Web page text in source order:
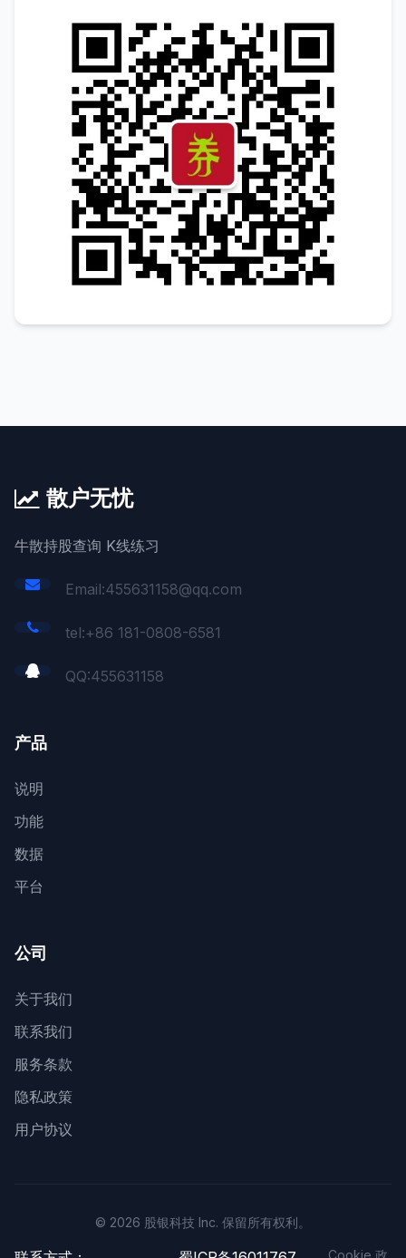
散户无忧
牛散持股查询 K线练习
Email:455631158@qq.com
tel:+86 181-0808-6581
QQ:455631158
产品
说明
功能
数据
平台
公司
关于我们
联系我们
服务条款
隐私政策
用户协议
© 2026 股银科技 Inc. 保留所有权利。
Cookie 政